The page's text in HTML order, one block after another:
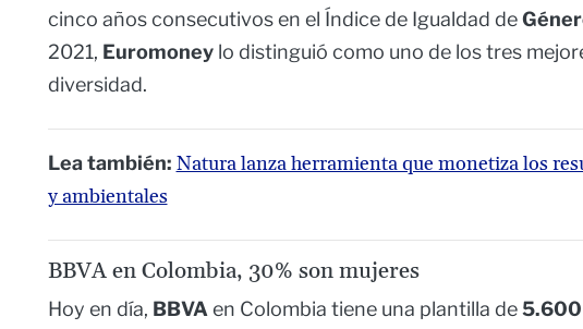
cinco años consecutivos en el Índice de Igualdad de
2021, Euromoneylo distinguió como uno de los tres
diversidad.
Lea también: Natura lanza herramienta que monetiza los
y ambientales
BBVA en Colombia, 30% son mujeres
Hoy en día, BBVAen Colombia tiene una plantilla de5.600